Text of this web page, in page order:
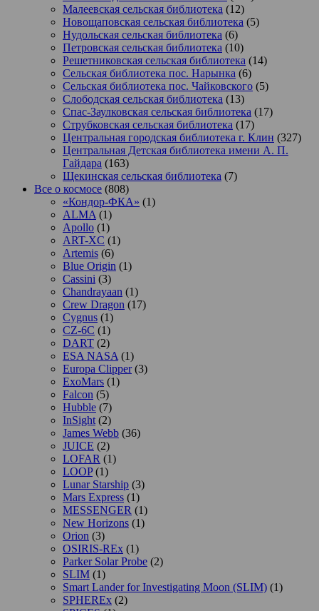
Малеевская сельская библиотека (12)
Новощаповская сельская библиотека (5)
Нудольская сельская библиотека (6)
Петровская сельская библиотека (10)
Решетниковская сельская библиотека (14)
Сельская библиотека пос. Нарынка (6)
Сельская библиотека пос. Чайковского (5)
Слободская сельская библиотека (13)
Спас-Заулковская сельская библиотека (17)
Струбковская сельская библиотека (17)
Центральная городская библиотека г. Клин (327)
Центральная Детская библиотека имени А. П.
Гайдара (163)
Щекинская сельская библиотека (7)
Все о космосе (808)
«Кондор-ФКА» (1)
ALMA (1)
Apollo (1)
ART-XC (1)
Artemis (6)
Blue Origin (1)
Cassini (3)
Chandrayaan (1)
Crew Dragon (17)
Cygnus (1)
CZ-6C (1)
DART (2)
ESA NASA (1)
Europa Clipper(3)
ExoMars (1)
Falcon (5)
Hubble (7)
InSight (2)
James Webb (36)
JUICE (2)
LOFAR (1)
LOOP(1)
Lunar Starship (3)
Mars Express (1)
MESSENGER (1)
New Horizons (1)
Orion (3)
OSIRIS-REx (1)
Parker Solar Probe (2)
SLIM (1)
Smart Lander for Investigating Moon (SLIM) (1)
SPHEREx (2)